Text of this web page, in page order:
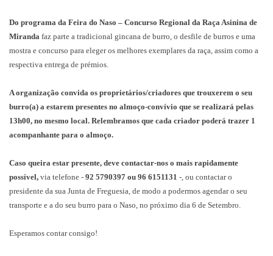
Do programa da Feira do Naso – Concurso Regional da Raça Asinina de
Miranda faz parte a tradicional gincana de burro, o desfile de burros e uma
mostra e concurso para eleger os melhores exemplares da raça, assim como a
respectiva entrega de prémios.
A organização convida os proprietários/criadores que trouxerem o seu
burro(a) a estarem presentes no almoço-convívio que se realizará pelas
13h00, no mesmo local. Relembramos que cada criador poderá trazer 1
acompanhante para o almoço.
Caso queira estar presente, deve contactar-nos o mais rapidamente
possível, via telefone - 92 5790397 ou 96 6151131 -, ou contactar o
presidente da sua Junta de Freguesia, de modo a podermos agendar o seu
transporte e a do seu burro para o Naso, no próximo dia 6 de Setembro.
Esperamos contar consigo!